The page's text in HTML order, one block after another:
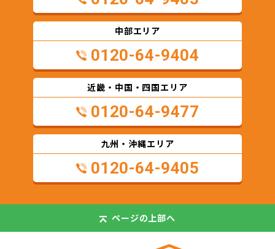
中部エリア
0120-64-9404
近畿・中国・四国エリア
0120-64-9477
九州・沖縄エリア
0120-64-9405
ページの上部へ